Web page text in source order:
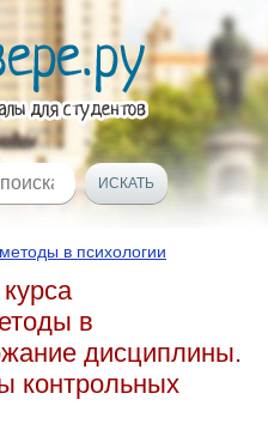
в психологии
в
дисциплины.
контрольных